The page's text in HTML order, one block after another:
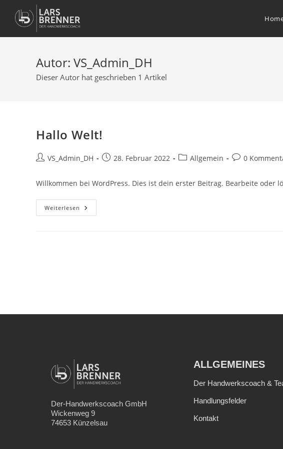
Autor: VS_Admin_DH
Dieser Autor hat geschrieben 1 Artikel
Hallo Welt!
VS_Admin_DH 28. Februar 2022 Allgemein 0
Willkommen bei WordPress. Dies ist dein erster Beitrag. Bearbeite oder
Weiterlesen
Der-Handwerkscoach GmbH
Wickenweg 9
74653 Künzelsau
ALLGEMEINES
Der Handwerkscoach &
Handlungsfelder
Kontakt